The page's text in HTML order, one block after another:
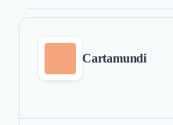
Cartamundi